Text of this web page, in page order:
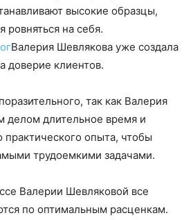
высокие образцы,
ровняться на себя.
Валерия Шевлякова уже создала
доверие клиентов.
так как Валерия
делом длительное время и
практического опыта, чтобы
трудоемкими задачами.
Валерии Шевляковой все
по оптимальным расценкам.